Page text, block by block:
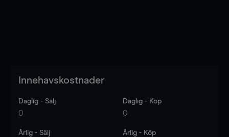
Innehavskostnader
Daglig - Sälj
0
Daglig - Köp
0
Årlig - Sälj Årlig - Köp